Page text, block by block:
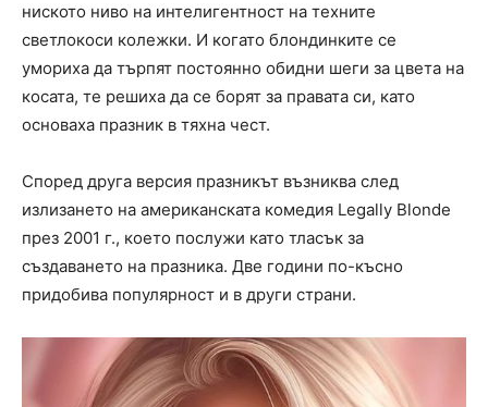
ниското ниво на интелигентност на техните
светлокоси колежки. И когато блондинките се
умориха да търпят постоянно обидни шеги за цвета на
косата, те решиха да се борят за правата си, като
основаха празник в тяхна чест.
Според друга версия празникът възниква след
излизането на американската комедия Legally Blonde
през 2001 г., което послужи като тласък за
създаването на празника. Две години по-късно
придобива популярност и в други страни.